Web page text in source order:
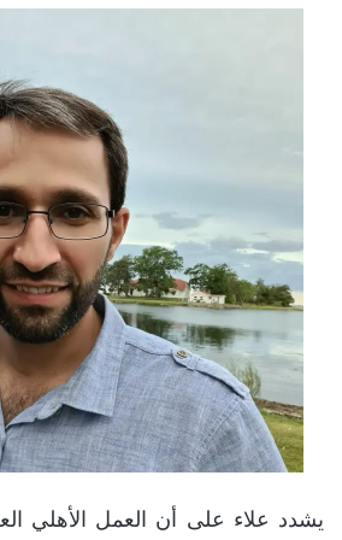
يشدد علاء على أن العمل الأهلي